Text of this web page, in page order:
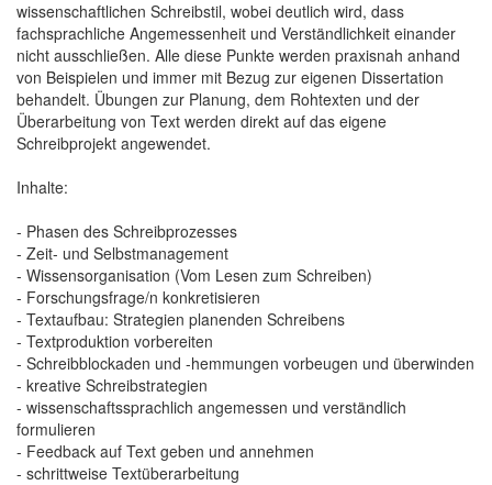
wissenschaftlichen Schreibstil, wobei deutlich wird, dass
fachsprachliche Angemessenheit und Verständlichkeit einander
nicht ausschließen. Alle diese Punkte werden praxisnah anhand
von Beispielen und immer mit Bezug zur eigenen Dissertation
behandelt. Übungen zur Planung, dem Rohtexten und der
Überarbeitung von Text werden direkt auf das eigene
Schreibprojekt angewendet.
Inhalte:
- Phasen des Schreibprozesses
- Zeit- und Selbstmanagement
- Wissensorganisation (Vom Lesen zum Schreiben)
- Forschungsfrage/n konkretisieren
- Textaufbau: Strategien planenden Schreibens
- Textproduktion vorbereiten
- Schreibblockaden und -hemmungen vorbeugen und überwinden
- kreative Schreibstrategien
- wissenschaftssprachlich angemessen und verständlich
formulieren
- Feedback auf Text geben und annehmen
- schrittweise Textüberarbeitung